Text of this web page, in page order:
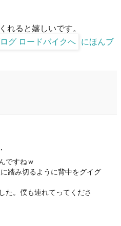
れると嬉しいです。
にほんブ
ですねｗ
踏み切るように背中をグイグ
た。僕も連れてってくださ